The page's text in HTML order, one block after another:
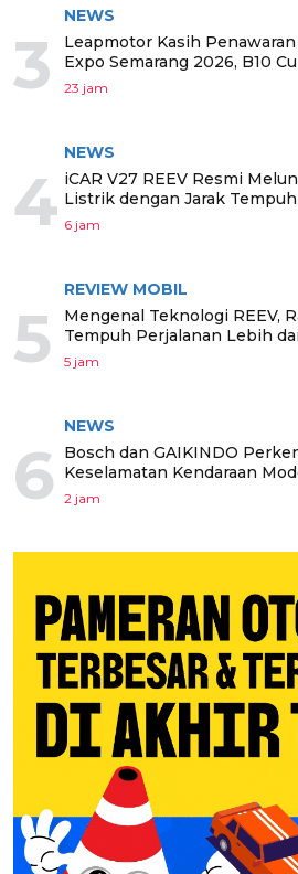
3
NEWS
Leapmotor Kasih
Expo Semarang 2026, B10
23 jam
4
NEWS
iCAR V27 REEV Resmi
Listrik dengan Jarak
6 jam
5
REVIEW MOBIL
Mengenal Teknologi REEV,
Tempuh Perjalanan Lebih
5 jam
6
NEWS
Bosch dan GAIKINDO
Keselamatan Kendaraan
2 jam